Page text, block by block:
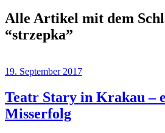
Alle Artikel mit dem
“strzepka”
19. September 2017
Teatr Stary in Krakau –
Misserfolg